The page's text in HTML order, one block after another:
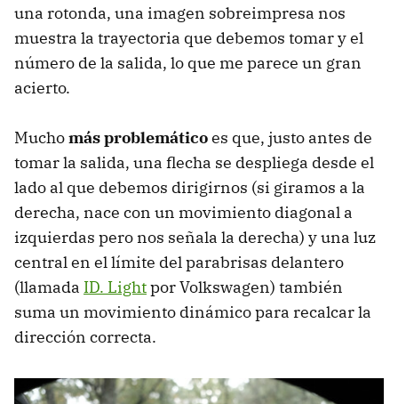
una rotonda, una imagen sobreimpresa nos
muestra la trayectoria que debemos tomar y el
número de la salida, lo que me parece un gran
acierto.
Muchomás problemáticoes que, justo antes de
tomar la salida, una flecha se despliega desde el
lado al que debemos dirigirnos (si giramos a la
derecha, nace con un movimiento diagonal a
izquierdas pero nos señala la derecha) y una luz
central en el límite del parabrisas delantero
(llamada ID. Lightpor Volkswagen) también
suma un movimiento dinámico para recalcar la
dirección correcta.